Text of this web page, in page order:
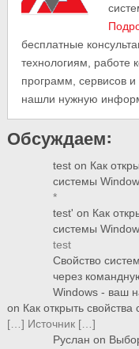
бесплатные
технологиям, работе
программ, сервисов
нашли нужную
Обсуждаем:
test on Как
системы
*
test' on Как
системы
test
Свойство
через
Windows - ваш
on Как открыть
[…] Источник […]
Руслан on